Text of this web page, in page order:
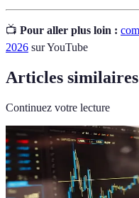
📺 Pour aller plus loin :
2026 sur YouTube
Articles similaires
Continuez votre lecture